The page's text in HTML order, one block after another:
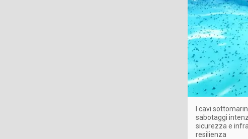
I cavi
sabotaggi
sicurezza e
resilienza